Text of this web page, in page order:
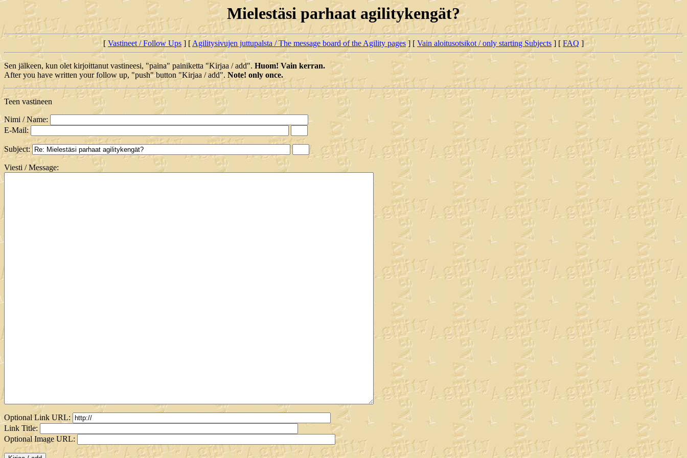
Mielestäsi parhaat agilitykengät?
[ Vastineet / Follow Ups ] [Agilitysivujen juttupalsta / The message board of the Agility pages] [ Vain aloitusotsikot / only starting Subjects ] [ FAQ ]
Sen jälkeen, kun olet kirjoittanut vastineesi, "paina" painiketta "Kirjaa / add". Huom! Vain kerran.
After you have written your follow up, "push" button "Kirjaa / add". Note! only once.
Teen vastineen
Nimi / Name:
E-Mail:
Subject:
Viesti / Message:
Optional Link URL:
Link Title:
Optional Image URL: